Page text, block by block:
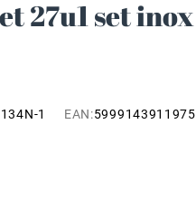
27u1 set inox
1 EAN:5999143911975